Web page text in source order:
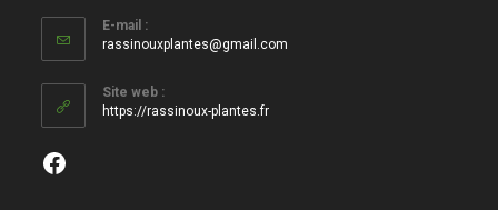
E-mail :
rassinouxplantes@gmail.com
Site web :
https://rassinoux-plantes.fr
Facebook